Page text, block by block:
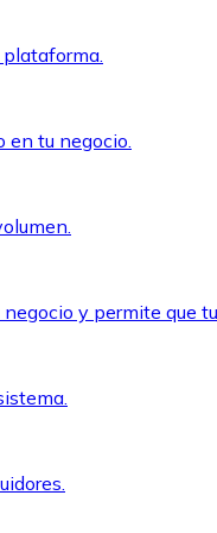
en tu negocio.
y permite que